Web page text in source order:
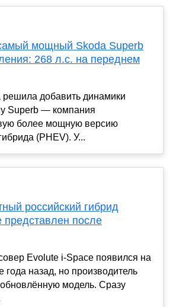
мощный Skoda Superb
268 л.с. на переднем
добавить динамики
Superb — компания
более мощную версию
(PHEV). У...
российский гибрид
представлен после
Evolute i-Space появился на
года назад, но производитель
модель. Сразу